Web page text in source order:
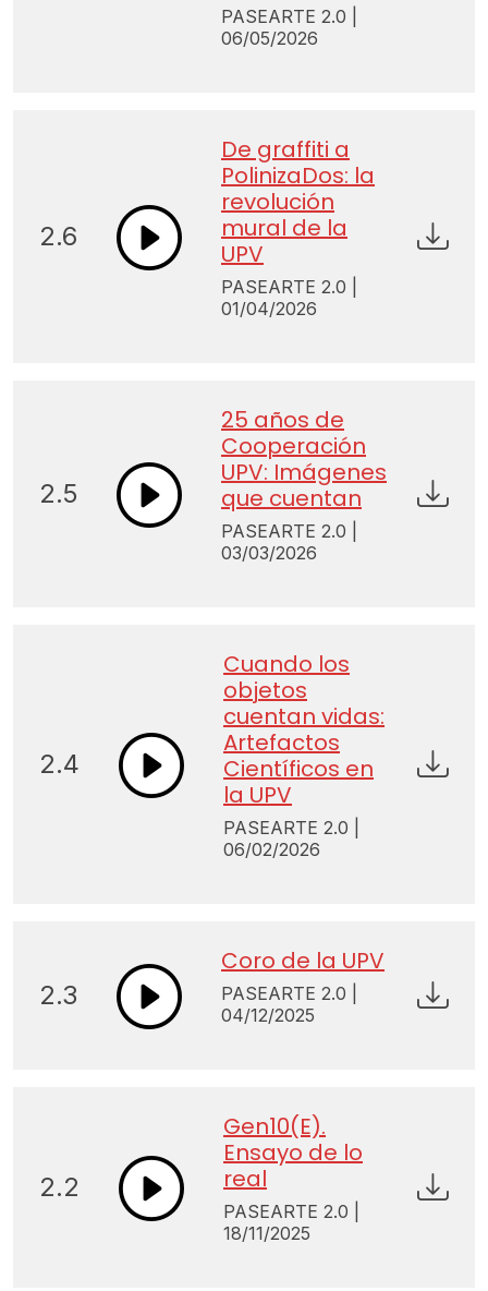
PASEARTE 2.0 |
06/05/2026
2.6
De graffiti a
PolinizaDos: la
revolución
mural de la
UPV
PASEARTE 2.0 |
01/04/2026
2.5
25 años de
Cooperación
UPV: Imágenes
que cuentan
PASEARTE 2.0 |
03/03/2026
2.4
Cuando los
objetos
cuentan vidas:
Artefactos
Científicos en
la UPV
PASEARTE 2.0 |
06/02/2026
2.3
Coro de la UPV
PASEARTE 2.0 |
04/12/2025
2.2
Gen10(E).
Ensayo de lo
real
PASEARTE 2.0 |
18/11/2025